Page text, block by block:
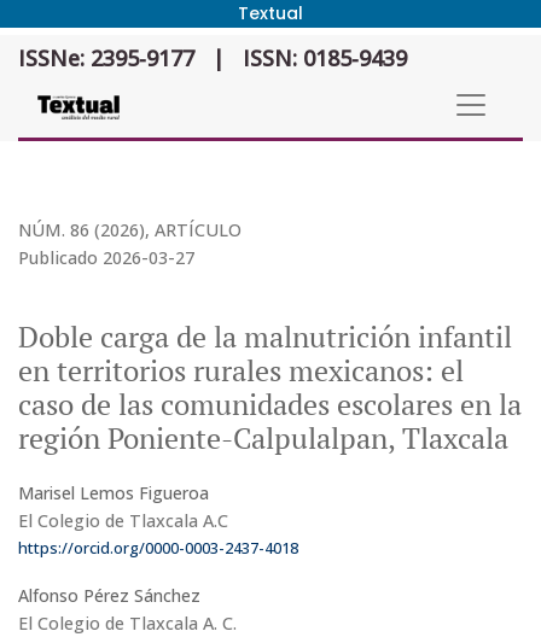
Textual
Doble carga de la malnutrición infantil en territorios rurales
ISSNe: 2395-9177 | ISSN: 0185-9439
NÚM. 86 (2026), ARTÍCULO
Doble carga de la malnutrición infantil
en territorios rurales mexicanos: el
caso de las comunidades escolares en la
región Poniente-Calpulalpan, Tlaxcala
Publicado 2026-03-27
Marisel Lemos Figueroa
El Colegio de Tlaxcala A.C
https://orcid.org/0000-0003-2437-4018
Alfonso Pérez Sánchez
El Colegio de Tlaxcala A. C.